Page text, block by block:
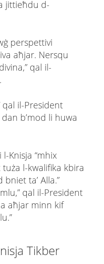
jittieħdu d-
perspettivi
aħjar. Nersqu
qal il-
qal il-President
b’mod li huwa
Knisja “mhix
l-kwalifika kbira
ta’ Alla.”
qal il-President
aħjar minn kif
Tikber